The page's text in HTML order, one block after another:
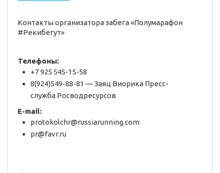
Контакты организатора забега «Полумарафон
#Рекибегут»
Телефоны:
+7 925 545-15-58
8(924)549-88-81 — Заяц Виорика Пресс-
служба Росводресурсов
E-mail:
protokolchr@russiarunning.com
pr@favr.ru